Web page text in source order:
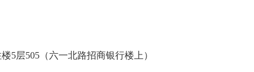
层505（六一北路招商银行楼上）